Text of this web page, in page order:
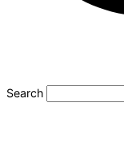
Search